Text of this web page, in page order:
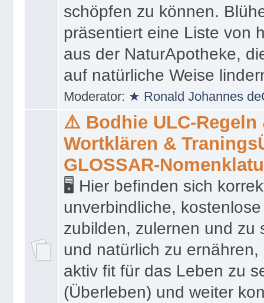
schöpfen zu können.
präsentiert eine Liste von
aus der NaturApotheke,
auf natürliche Weise
Moderator: ★ Ronald Johannes
⚠️ Bodhie ULC-Regeln
Wortklären &
GLOSSAR-
🖥 Hier befinden sich
unverbindliche,
zubilden, zulernen und zu
und natürlich zu
aktiv fit für das Leben zu
(Überleben) und weiter